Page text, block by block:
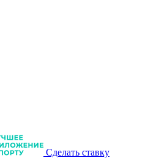
Сделать ставку